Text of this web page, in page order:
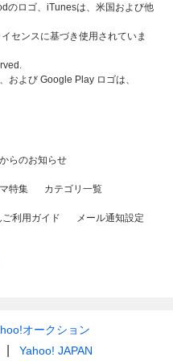
のロゴ、iTunesは、米国および他
センスに基づき使用されていま
および Google Play ロゴは、
らのお知らせ
特集 カテゴリ一覧
利用ガイド メール通知設定
オークション
Yahoo! JAPAN